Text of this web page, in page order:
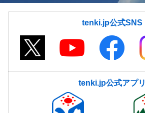
tenki.jp公式SNS
tenki.jp公式アプリ